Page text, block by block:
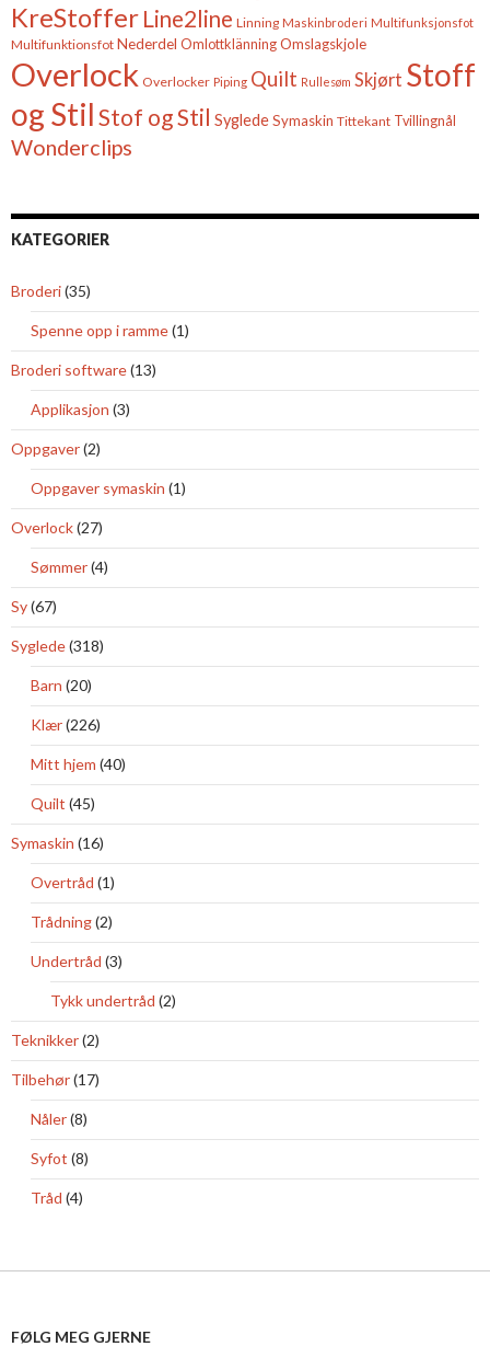
KreStoffer Line2line Linning Maskinbroderi Multifunksjonsfot
Multifunktionsfot Nederdel Omlottklänning Omslagskjole
Overlock Overlocker Piping Quilt Rullesøm Skjørt Stoff
og Stil Stof og Stil SygledeSymaskin Tittekant Tvillingnål
Wonderclips
KATEGORIER
Broderi(35)
Spenne opp i ramme(1)
Broderi software(13)
Applikasjon (3)
Oppgaver(2)
Oppgaver symaskin (1)
Overlock(27)
Sømmer(4)
Sy(67)
Syglede(318)
Barn (20)
Klær(226)
Mitt hjem (40)
Quilt (45)
Symaskin (16)
Overtråd (1)
Trådning(2)
Undertråd (3)
Tykk undertråd (2)
Teknikker(2)
Tilbehør(17)
Nåler(8)
Syfot (8)
Tråd (4)
FØLG MEG GJERNE